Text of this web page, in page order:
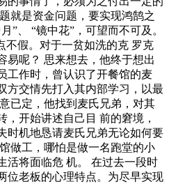
就是资金问题，要实现鸿鹄之
”、 “镜中花”，可望而不可及。
不假。对于一贫如洗的克 罗克
易呢？ 思来想去，他终于想出
工作时，曾认识了开餐馆的麦
方交情先打入其内部学习，以最
已定，他找到麦氏兄弟，对其
开始讲述自己目 前的窘境，
时机地恳请麦氏兄弟无论如何要
做工，哪怕是做一名跑堂的小
活将面临危 机。 在过去一段时
位老板的心理特点。为尽早实现